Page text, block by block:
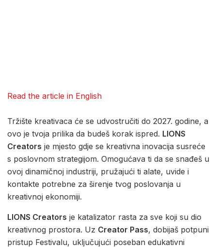
Read the article in English
Tržište kreativaca će se udvostručiti do 2027. godine, a
ovo je tvoja prilika da budeš korak ispred. LIONS
Creators je mjesto gdje se kreativna inovacija susreće
s poslovnom strategijom. Omogućava ti da se snađeš u
ovoj dinamičnoj industriji, pružajući ti alate, uvide i
kontakte potrebne za širenje tvog poslovanja u
kreativnoj ekonomiji.
LIONS Creators je katalizator rasta za sve koji su dio
kreativnog prostora. Uz Creator Pass, dobijaš potpuni
pristup Festivalu, uključujući poseban edukativni